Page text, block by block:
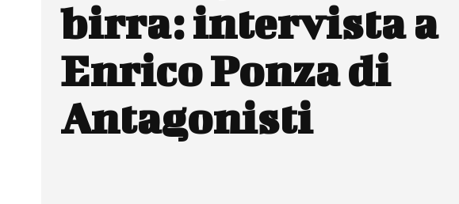
birra: intervista a
Enrico Ponza di
Antagonisti